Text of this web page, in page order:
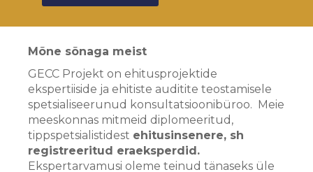
Mõne sõnaga meist
GECC Projekt on ehitusprojektide
ekspertiiside ja ehitiste auditite teostamisele
spetsialiseerunud konsultatsioonibüroo. Meie
meeskonnas mitmeid diplomeeritud,
tippspetsialistidest ehitusinsenere, sh
registreeritud eraeksperdid.
Ekspertarvamusi oleme teinud tänaseks üle